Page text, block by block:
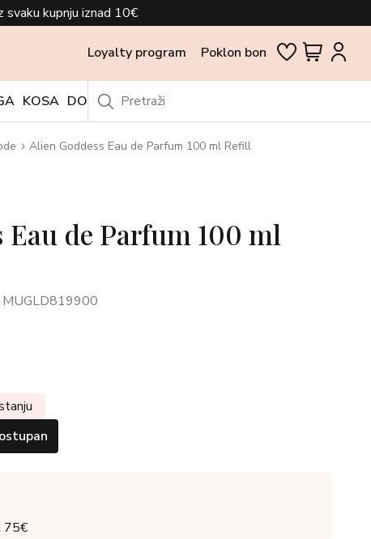
svaku kupnju iznad 10€
Loyalty program Poklon bon
KOSA DODACI OUTLET
Alien Goddess Eau de Parfum 100 ml Refill
de Parfum 100 ml
MUGLD819900
75€